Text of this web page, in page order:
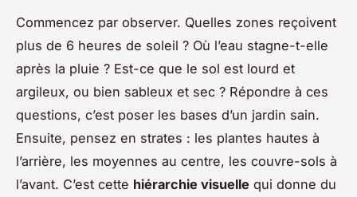
Commencez par observer. Quelles zones reçoivent
plus de 6 heures de soleil ? Où l’eau stagne-t-elle
après la pluie ? Est-ce que le sol est lourd et
argileux, ou bien sableux et sec ? Répondre à ces
questions, c’est poser les bases d’un jardin sain.
Ensuite, pensez en strates : les plantes hautes à
l’arrière, les moyennes au centre, les couvre-sols à
l’avant. C’est cette hiérarchie visuelle qui donne du